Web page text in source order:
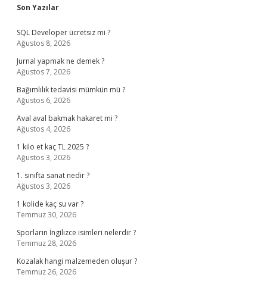
Sidebar
Son Yazılar
SQL Developer ücretsiz mi ?
Ağustos 8, 2026
Jurnal yapmak ne demek ?
Ağustos 7, 2026
Bağımlılık tedavisi mümkün mü ?
Ağustos 6, 2026
Aval aval bakmak hakaret mi ?
Ağustos 4, 2026
1 kilo et kaç TL 2025 ?
Ağustos 3, 2026
1. sınıfta sanat nedir ?
Ağustos 3, 2026
1 kolide kaç su var ?
Temmuz 30, 2026
Sporların İngilizce isimleri nelerdir ?
Temmuz 28, 2026
Kozalak hangi malzemeden oluşur ?
Temmuz 26, 2026